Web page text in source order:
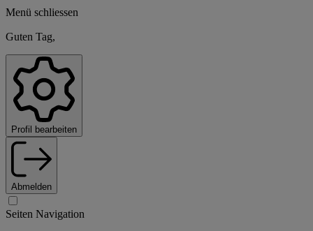
Menü schliessen
Guten Tag,
Profil bearbeiten
Abmelden
Seiten Navigation